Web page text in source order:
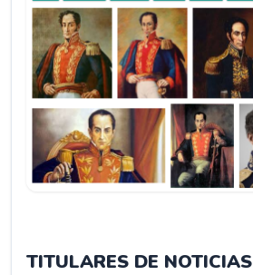
TITULARES DE NOTICIAS